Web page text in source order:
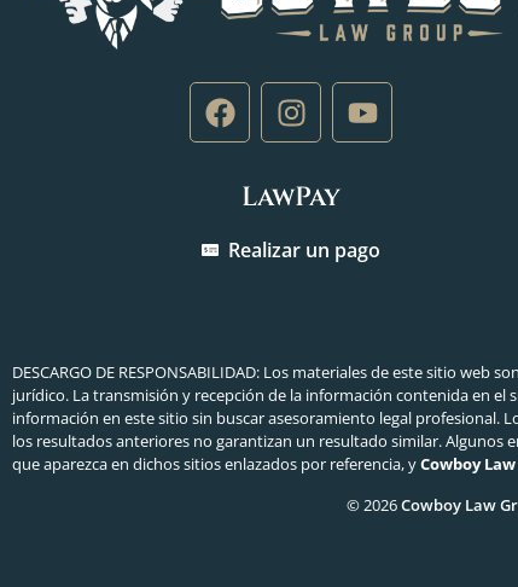
LawPay
Realizar un pago
DESCARGO DE RESPONSABILIDAD: Los materiales de este sitio web
jurídico. La transmisión y recepción de la información contenida en
información en este sitio sin buscar asesoramiento legal profesional.
los resultados anteriores no garantizan un resultado similar. Algunos
que aparezca en dichos sitios enlazados por referencia, yCowboy
© 2026Cowboy Law